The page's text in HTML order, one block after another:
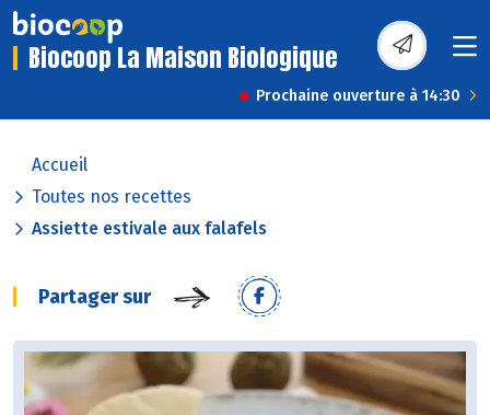
Biocoop La Maison Biologique
Prochaine ouverture à 14:30
Accueil
Toutes nos recettes
Assiette estivale aux falafels
Partager sur